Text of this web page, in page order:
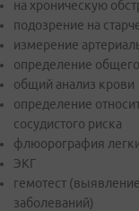
на хроническую
подозрение на
измерение
определение
общий анализ крови
определение
сосудистого риска
флюорография
ЭКГ
гемотест
заболеваний)